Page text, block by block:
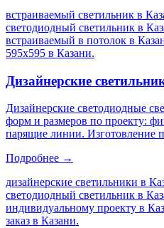
встраиваемый светильник в
светодиодный светильник в
встраиваемый в потолок в
595х595 в Казани.
Дизайнерские
Дизайнерские светодиодные
форм и размеров по проекту:
парящие линии. Изготовление
Подробнее →
дизайнерские светильники в
светодиодный светильник в
индивидуальному проекту в
заказ в Казани.